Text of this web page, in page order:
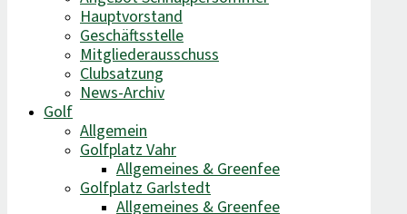
Hauptvorstand
Geschäftsstelle
Mitgliederausschuss
Clubsatzung
News-Archiv
Golf
Allgemein
Golfplatz Vahr
Allgemeines & Greenfee
Golfplatz Garlstedt
Allgemeines & Greenfee